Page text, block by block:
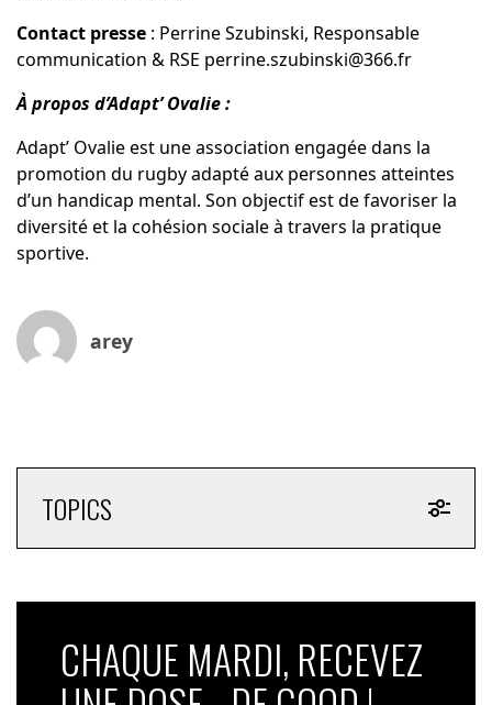
Contact presse: Perrine Szubinski, Responsable
communication & RSE perrine.szubinski@366.fr
À propos d’Adapt’ Ovalie :
Adapt’ Ovalie est une association engagée dans la
promotion du rugby adapté aux personnes atteintes
d’un handicap mental. Son objectif est de favoriser la
diversité et la cohésion sociale à travers la pratique
sportive.
arey
TOPICS
CHAQUE MARDI, RECEVEZ